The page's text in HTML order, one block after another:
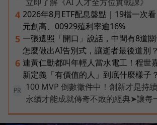
4 2026年8月ETF配息盤點｜19檔一次
元創高、00929殖利率逾16%
5 一張遺照「開口」說話，中間有8道
怎麼做出AI告別式，讓逝者最後道別？
6 連黃仁勳都叫年輕人當水電工！程世
新定義「有價值的人」到底什麼樣子？
PR
100 MVP 倒數徵件中！創新才是持
永續才能成就傳奇不敗的經典➤讓每